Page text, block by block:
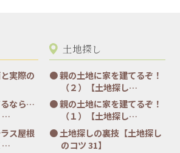
実際の
るなら…
…
ス屋根
…
土地探し
親の土地に家を建てるぞ！
（２）【土地探し…
親の土地に家を建てるぞ！
（１）【土地探し…
土地探しの裏技【土地探し
のコツ 31】